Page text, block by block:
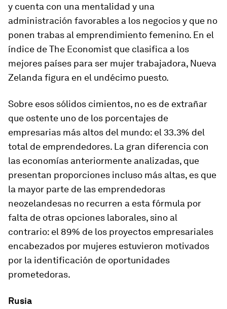
y cuenta con una mentalidad y una
administración favorables a los negocios y que no
ponen trabas al emprendimiento femenino. En el
índice deThe Economist que clasifica a los
mejores países para ser mujer trabajadora, Nueva
Zelanda figura en el undécimo puesto.
Sobre esos sólidos cimientos, no es de extrañar
que ostente uno de los porcentajes de
empresarias más altos del mundo: el 33.3% del
total de emprendedores. La gran diferencia con
las economías anteriormente analizadas, que
presentan proporciones incluso más altas, es que
la mayor parte de las emprendedoras
neozelandesas no recurren a esta fórmula por
falta de otras opciones laborales, sino al
contrario: el 89% de los proyectos empresariales
encabezados por mujeres estuvieron motivados
por la identificación de oportunidades
prometedoras.
Rusia